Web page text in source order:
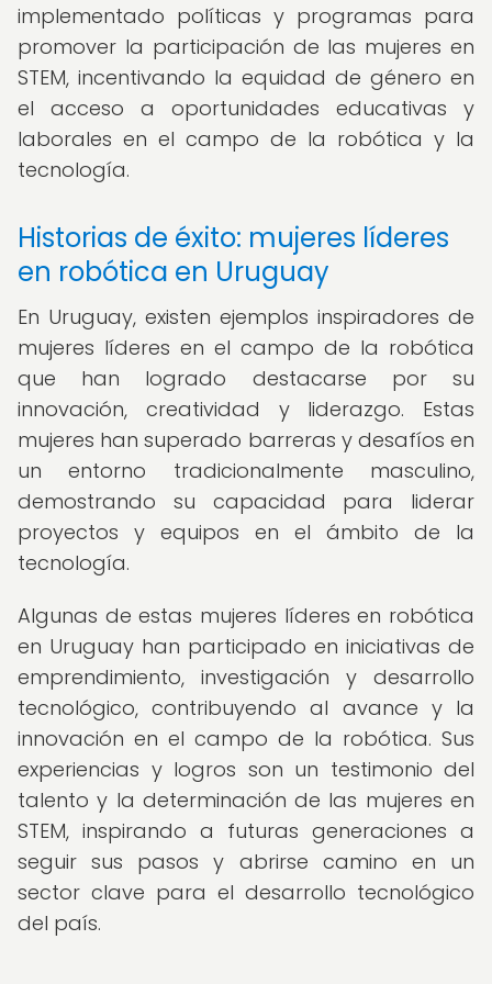
implementado políticas y programas para
promover la participación de las mujeres en
STEM, incentivando la equidad de género en
el acceso a oportunidades educativas y
laborales en el campo de la robótica y la
tecnología.
Historias de éxito: mujeres líderes
en robótica en Uruguay
En Uruguay, existen ejemplos inspiradores de
mujeres líderes en el campo de la robótica
que han logrado destacarse por su
innovación, creatividad y liderazgo. Estas
mujeres han superado barreras y desafíos en
un entorno tradicionalmente masculino,
demostrando su capacidad para liderar
proyectos y equipos en el ámbito de la
tecnología.
Algunas de estas mujeres líderes en robótica
en Uruguay han participado en iniciativas de
emprendimiento, investigación y desarrollo
tecnológico, contribuyendo al avance y la
innovación en el campo de la robótica. Sus
experiencias y logros son un testimonio del
talento y la determinación de las mujeres en
STEM, inspirando a futuras generaciones a
seguir sus pasos y abrirse camino en un
sector clave para el desarrollo tecnológico
del país.